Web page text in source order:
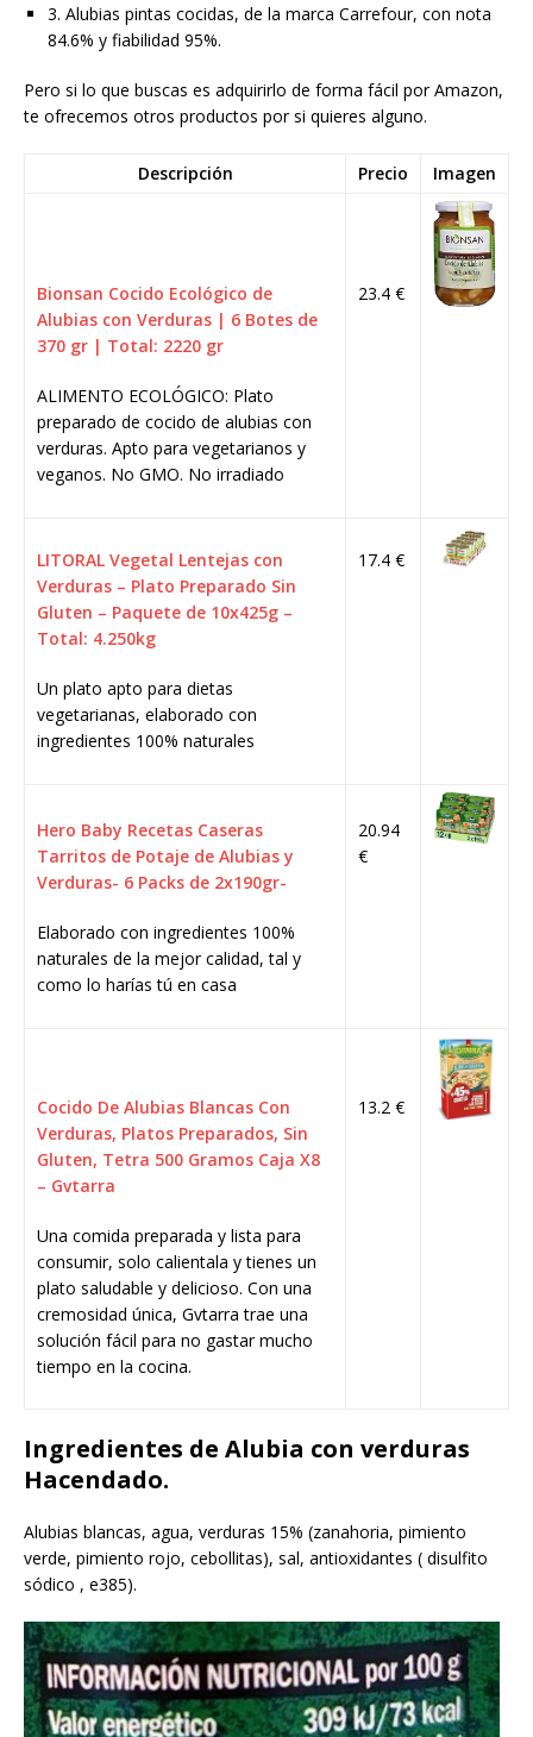
3. Alubias pintas cocidas, de la marca Carrefour, con nota
84.6% y fiabilidad 95%.
Pero si lo que buscas es adquirirlo de forma fácil por Amazon,
te ofrecemos otros productos por si quieres alguno.
Descripción Precio Imagen
Bionsan Cocido Ecológico de
Alubias con Verduras | 6 Botes de
370 gr | Total: 2220 gr
ALIMENTO ECOLÓGICO: Plato
preparado de cocido de alubias con
verduras. Apto para vegetarianos y
veganos. No GMO. No irradiado
23.4 €
LITORAL Vegetal Lentejas con
Verduras – Plato Preparado Sin
Gluten – Paquete de 10x425g –
Total: 4.250kg
Un plato apto para dietas
vegetarianas, elaborado con
ingredientes 100% naturales
17.4 €
Hero Baby Recetas Caseras
Tarritos de Potaje de Alubias y
Verduras- 6 Packs de 2x190gr-
Elaborado con ingredientes 100%
naturales de la mejor calidad, tal y
como lo harías tú en casa
20.94
€
Cocido De Alubias Blancas Con
Verduras, Platos Preparados, Sin
Gluten, Tetra 500 Gramos Caja X8
– Gvtarra
Una comida preparada y lista para
consumir, solo calientala y tienes un
plato saludable y delicioso. Con una
cremosidad única, Gvtarra trae una
solución fácil para no gastar mucho
tiempo en la cocina.
13.2 €
Ingredientes de Alubia con verduras
Hacendado.
Alubias blancas, agua, verduras 15% (zanahoria, pimiento
verde, pimiento rojo, cebollitas), sal, antioxidantes ( disulfito
sódico , e385).